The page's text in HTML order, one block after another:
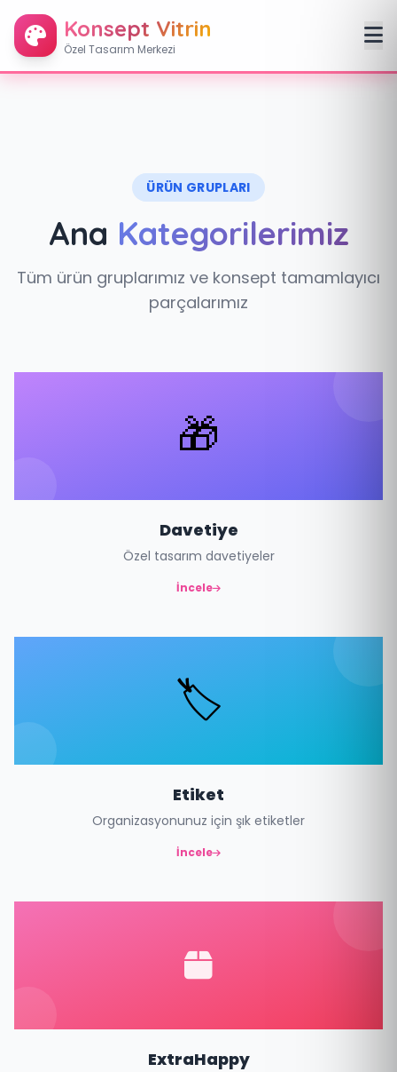
Konsept Vitrin
Özel Tasarım Merkezi
ÜRÜN GRUPLARI
Ana Kategorilerimiz
Tüm ürün gruplarımız ve konsept tamamlayıcı
parçalarımız
🎁
Davetiye
Özel tasarım davetiyeler
İncele
🏷️
Etiket
Organizasyonunuz için şık etiketler
İncele
ExtraHappy